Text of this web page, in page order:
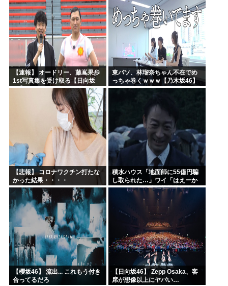
【速報】 オードリー、藤嶌果歩
1st写真集を受け取る【日向坂
46】
東パソ、林瑠奈ちゃん不在でめ
っちゃ巻くｗｗｗ【乃木坂46】
【悲報】 コロナワクチン打たな
かった結果・・・・
積水ハウス「地面師に55億円騙
し取られた…」ワイ「はえーか
わいそう…会社滅茶苦茶やろな
【櫻坂46】 流出... これもう付き
合ってるだろ
【日向坂46】 Zepp Osaka、客
席が想像以上にヤバい…